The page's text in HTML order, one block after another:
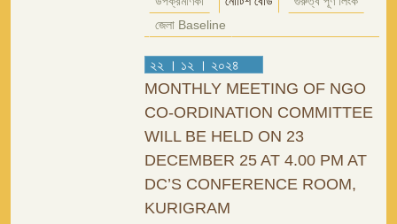
জেলা Baseline
২২ । ১২ । ২০২৪
MONTHLY MEETING OF NGO
CO-ORDINATION COMMITTEE
WILL BE HELD ON 23
DECEMBER 25 AT 4.00 PM AT
DC’S CONFERENCE ROOM,
KURIGRAM